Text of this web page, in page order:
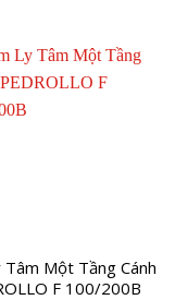
Tâm Một Tầng Cánh
F 100/200B